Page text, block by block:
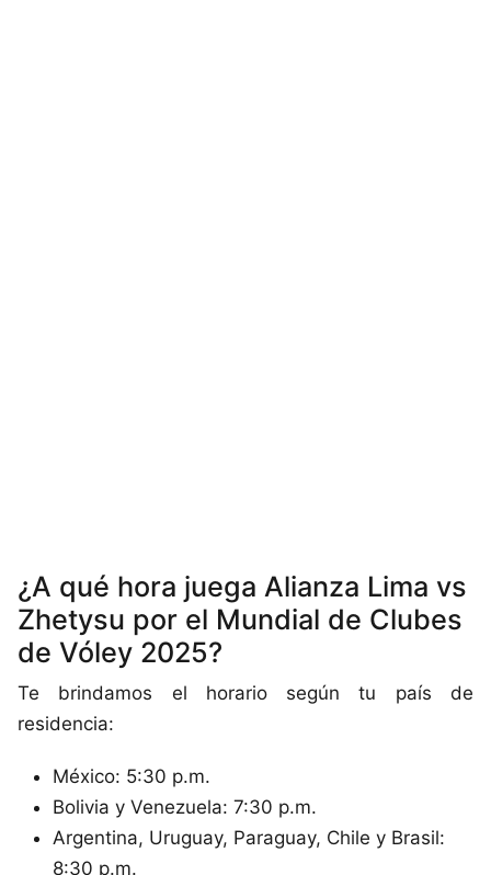
¿A qué hora juega Alianza Lima vs
Zhetysu por el Mundial de Clubes
de Vóley 2025?
Te brindamos el horario según tu país de
residencia:
México: 5:30 p.m.
Bolivia y Venezuela: 7:30 p.m.
Argentina, Uruguay, Paraguay, Chile y Brasil:
8:30 p.m.